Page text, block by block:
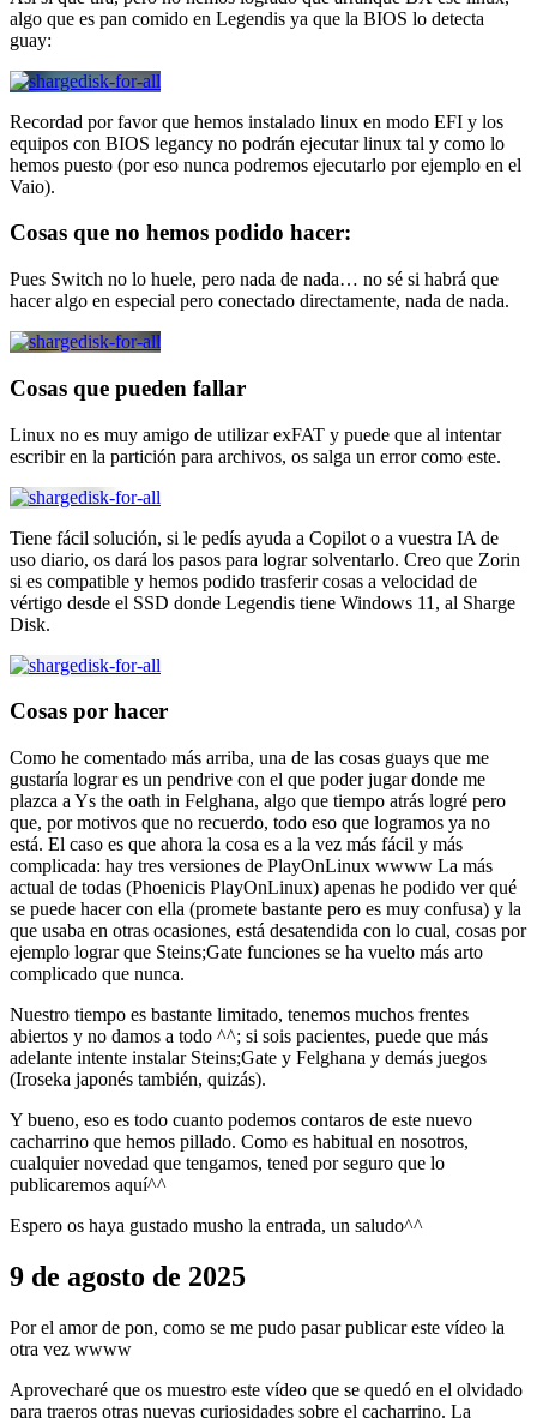
algo que es pan comido en Legendis ya que la BIOS lo detecta
guay:
Recordad por favor que hemos instalado linux en modo EFI y los
equipos con BIOS legancy no podrán ejecutar linux tal y como lo
hemos puesto (por eso nunca podremos ejecutarlo por ejemplo en el
Vaio).
Cosas que no hemos podido hacer:
Pues Switch no lo huele, pero nada de nada… no sé si habrá que
hacer algo en especial pero conectado directamente, nada de nada.
Cosas que pueden fallar
Linux no es muy amigo de utilizar exFAT y puede que al intentar
escribir en la partición para archivos, os salga un error como este.
Tiene fácil solución, si le pedís ayuda a Copilot o a vuestra IA de
uso diario, os dará los pasos para lograr solventarlo. Creo que Zorin
si es compatible y hemos podido trasferir cosas a velocidad de
vértigo desde el SSD donde Legendis tiene Windows 11, al Sharge
Disk.
Cosas por hacer
Como he comentado más arriba, una de las cosas guays que me
gustaría lograr es un pendrive con el que poder jugar donde me
plazca a Ys the oath in Felghana, algo que tiempo atrás logré pero
que, por motivos que no recuerdo, todo eso que logramos ya no
está. El caso es que ahora la cosa es a la vez más fácil y más
complicada: hay tres versiones de PlayOnLinux wwww La más
actual de todas (Phoenicis PlayOnLinux) apenas he podido ver qué
se puede hacer con ella (promete bastante pero es muy confusa) y la
que usaba en otras ocasiones, está desatendida con lo cual, cosas por
ejemplo lograr que Steins;Gate funciones se ha vuelto más arto
complicado que nunca.
Nuestro tiempo es bastante limitado, tenemos muchos frentes
abiertos y no damos a todo ^^; si sois pacientes, puede que más
adelante intente instalar Steins;Gate y Felghana y demás juegos
(Iroseka japonés también, quizás).
Y bueno, eso es todo cuanto podemos contaros de este nuevo
cacharrino que hemos pillado. Como es habitual en nosotros,
cualquier novedad que tengamos, tened por seguro que lo
publicaremos aquí^^
Espero os haya gustado musho la entrada, un saludo^^
9 de agosto de 2025
Por el amor de pon, como se me pudo pasar publicar este vídeo la
otra vez wwww
Aprovecharé que os muestro este vídeo que se quedó en el olvidado
para traeros otras nuevas curiosidades sobre el cacharrino. La